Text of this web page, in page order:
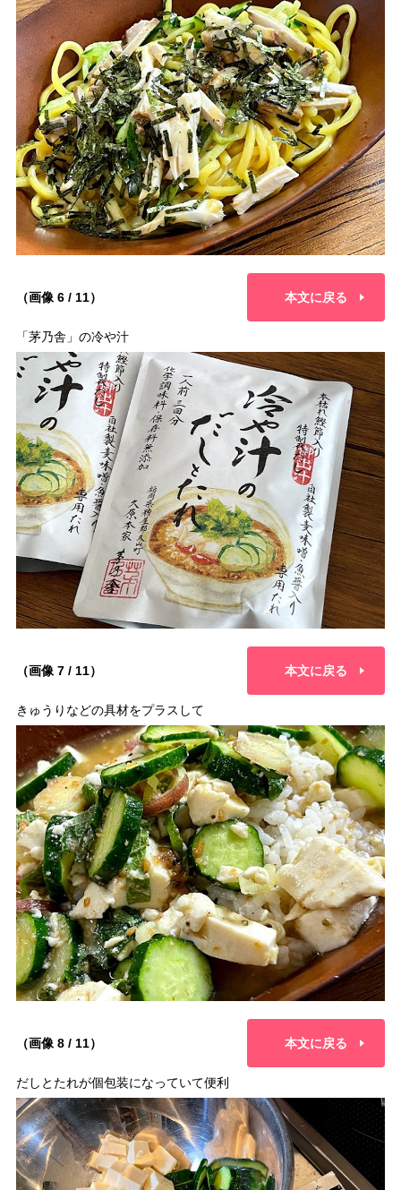
（画像 6 / 11） 本文に戻る
「茅乃舎」の冷や汁
（画像 7 / 11） 本文に戻る
きゅうりなどの具材をプラスして
（画像 8 / 11） 本文に戻る
だしとたれが個包装になっていて便利